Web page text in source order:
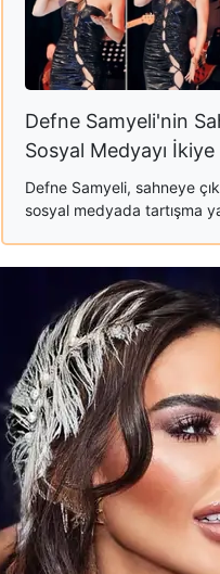
Defne Samyeli'nin
Sosyal Medyayı
Defne Samyeli, sahneye
sosyal medyada tartışma